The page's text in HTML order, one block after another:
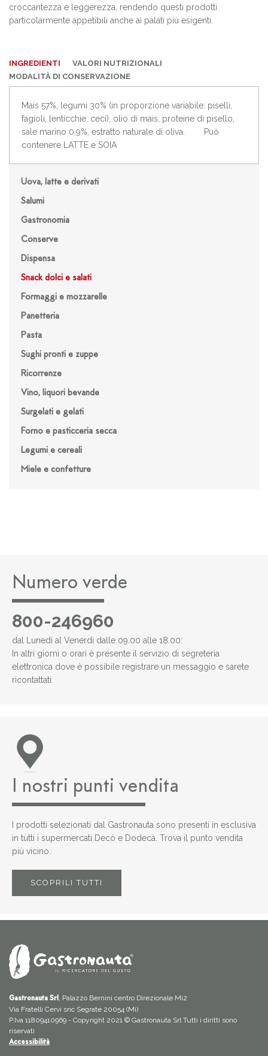
Uova, latte e derivati
Salumi
Gastronomia
Conserve
Dispensa
Snack dolci e salati
Formaggi e mozzarelle
Panetteria
Pasta
Sughi pronti e zuppe
Ricorrenze
Vino, liquori bevande
Surgelati e gelati
Forno e pasticceria secca
Legumi e cereali
Miele e confetture
croccantezza e leggerezza, rendendo questi prodotti
particolarmente appetibili anche ai palati più esigenti.
INGREDIENTI
VALORI NUTRIZIONALI
MODALITÀ DI CONSERVAZIONE
Mais 57%, legumi 30% (in proporzione variabile: piselli,
fagioli, lenticchie, ceci), olio di mais, proteine di pisello,
sale marino 0,9%, estratto naturale di oliva. Può
contenere LATTE e SOIA
Numero verde
800-246960
dal Lunedì al Venerdì dalle 09.00 alle 18.00:
In altri giorni o orari è presente il servizio di segreteria
elettronica dove è possibile registrare un messaggio e sarete
ricontattati.
I nostri punti vendita
I prodotti selezionati dal Gastronauta sono presenti in esclusiva
in tutti i supermercati Decò e Dodecà. Trova il punto vendita
più vicino.
SCOPRILI TUTTI
Gastronauta Srl, Palazzo Bernini centro Direzionale Mi2
Via Fratelli Cervi snc Segrate 20054 (Mi)
P.Iva 11809410969 - Copyright 2021 © Gastronauta Srl Tutti i diritti sono
riservati
Accessibilità